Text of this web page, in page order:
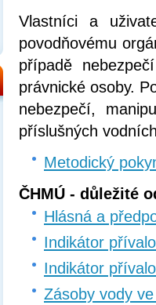
Vlastníci a
povodňovému
případě
právnické osoby.
nebezpečí,
příslušných
Metodický
ČHMÚ - důležité
Hlásná a
Indikátor
Indikátor
Zásoby vody